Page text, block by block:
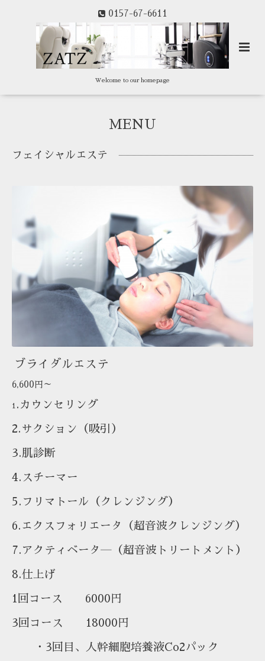
0157-67-6611
Welcome to our homepage
MENU
フェイシャルエステ
ブライダルエステ
6,600円～
1 .カウンセリング
2.サクション（吸引）
3.肌診断
4.スチーマー
5.フリマトール（クレンジング）
6.エクスフォリエータ（超音波クレンジング）
7.アクティベータ―（超音波トリートメント）
8.仕上げ
1回コース 6000円
3回コース 18000円
・3回目、人幹細胞培養液Co2パック